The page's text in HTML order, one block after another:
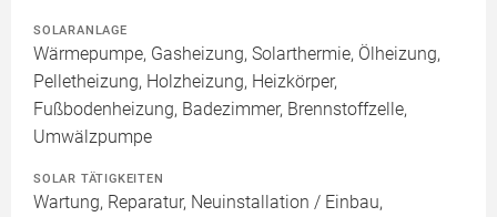
SOLARANLAGE
Wärmepumpe, Gasheizung, Solarthermie, Ölheizung,
Pelletheizung, Holzheizung, Heizkörper,
Fußbodenheizung, Badezimmer, Brennstoffzelle,
Umwälzpumpe
SOLAR TÄTIGKEITEN
Wartung, Reparatur, Neuinstallation / Einbau,